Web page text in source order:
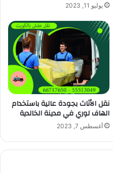
يوليو 11, 2023
نقل الأثاث بجودة عالية باستخدام
الهاف لوري في مدينة الخالدية
أغسطس 7, 2023